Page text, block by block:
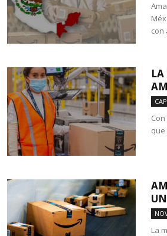
con
La